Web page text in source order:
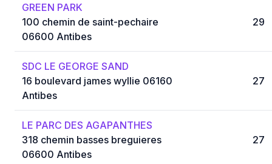
GREEN PARK
100 chemin de saint-pechaire
06600 Antibes
29
SDC LE GEORGE SAND
16 boulevard james wyllie 06160
Antibes
27
LE PARC DES AGAPANTHES
318 chemin basses breguieres
06600 Antibes
27